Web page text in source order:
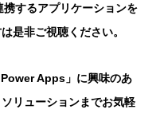
するアプリケーションを
是非ご視聴ください。
Apps」に興味のあ
リューションまでお気軽